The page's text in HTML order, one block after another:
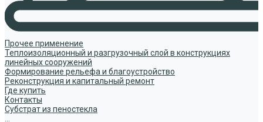
Прочее применение
Теплоизоляционный и разгрузочный слой в конструкциях
линейных сооружений
Формирование рельефа и благоустройство
Реконструкция и капитальный ремонт
Где купить
Контакты
Субстрат из пеностекла